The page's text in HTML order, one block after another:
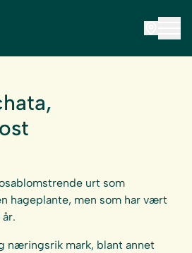
urt som
hageplante, men som har vært
næringsrik mark, blant annet